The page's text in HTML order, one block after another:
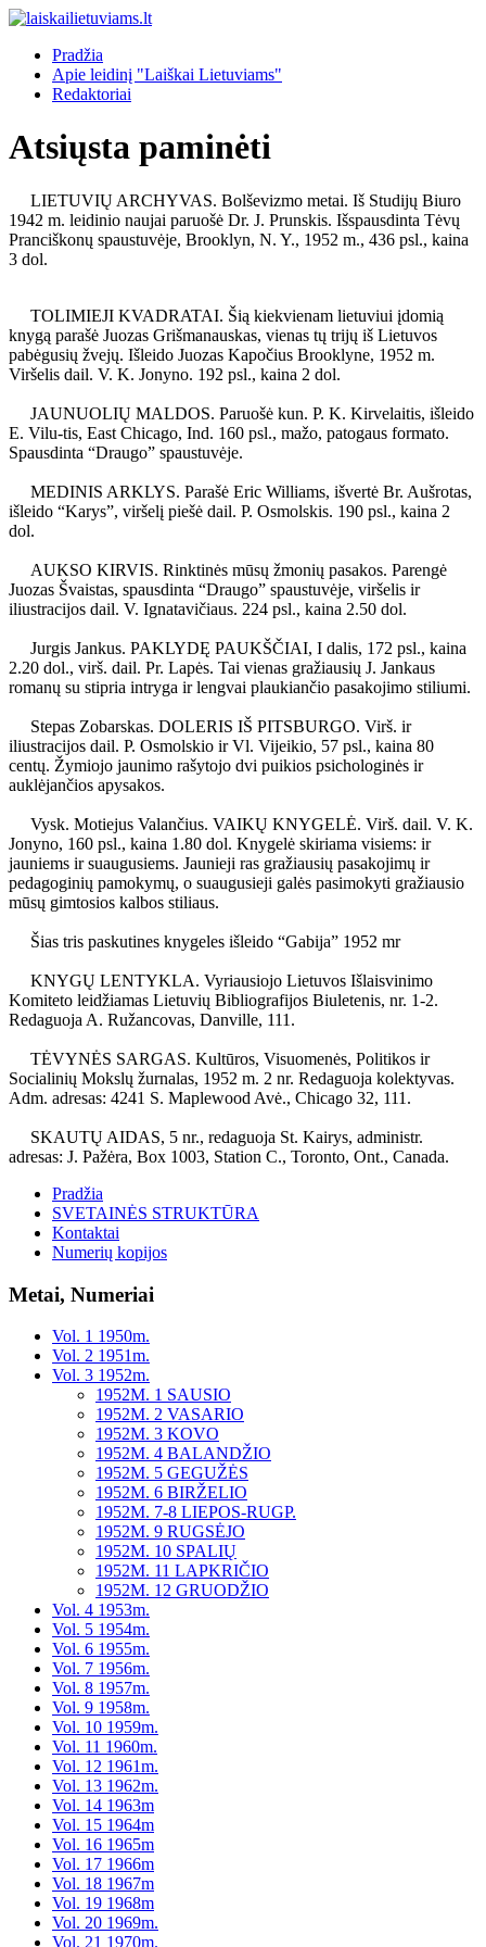
Pradžia
Apie leidinį "Laiškai Lietuviams"
Redaktoriai
Atsiųsta paminėti
LIETUVIŲ ARCHYVAS. Bolševizmo metai. Iš Studijų Biuro
1942 m. leidinio naujai paruošė Dr. J. Prunskis. Išspausdinta Tėvų
Pranciškonų spaustuvėje, Brooklyn, N. Y., 1952 m., 436 psl., kaina
3 dol.
TOLIMIEJI KVADRATAI. Šią kiekvienam lietuviui įdomią
knygą parašė Juozas Grišmanauskas, vienas tų trijų iš Lietuvos
pabėgusių žvejų. Išleido Juozas Kapočius Brooklyne, 1952 m.
Viršelis dail. V. K. Jonyno. 192 psl., kaina 2 dol.
JAUNUOLIŲ MALDOS. Paruošė kun. P. K. Kirvelaitis, išleido
E. Vilu-tis, East Chicago, Ind. 160 psl., mažo, patogaus formato.
Spausdinta “Draugo” spaustuvėje.
MEDINIS ARKLYS. Parašė Eric Williams, išvertė Br. Aušrotas,
išleido “Karys”, viršelį piešė dail. P. Osmolskis. 190 psl., kaina 2
dol.
AUKSO KIRVIS. Rinktinės mūsų žmonių pasakos. Parengė
Juozas Švaistas, spausdinta “Draugo” spaustuvėje, viršelis ir
iliustracijos dail. V. Ignatavičiaus. 224 psl., kaina 2.50 dol.
Jurgis Jankus. PAKLYDĘ PAUKŠČIAI, I dalis, 172 psl., kaina
2.20 dol., virš. dail. Pr. Lapės. Tai vienas gražiausių J. Jankaus
romanų su stipria intryga ir lengvai plaukiančio pasakojimo stiliumi.
Stepas Zobarskas. DOLERIS IŠ PITSBURGO. Virš. ir
iliustracijos dail. P. Osmolskio ir Vl. Vijeikio, 57 psl., kaina 80
centų. Žymiojo jaunimo rašytojo dvi puikios psichologinės ir
auklėjančios apysakos.
Vysk. Motiejus Valančius. VAIKŲ KNYGELĖ. Virš. dail. V. K.
Jonyno, 160 psl., kaina 1.80 dol. Knygelė skiriama visiems: ir
jauniems ir suaugusiems. Jaunieji ras gražiausių pasakojimų ir
pedagoginių pamokymų, o suaugusieji galės pasimokyti gražiausio
mūsų gimtosios kalbos stiliaus.
Šias tris paskutines knygeles išleido “Gabija” 1952 mr
KNYGŲ LENTYKLA. Vyriausiojo Lietuvos Išlaisvinimo
Komiteto leidžiamas Lietuvių Bibliografijos Biuletenis, nr. 1-2.
Redaguoja A. Ružancovas, Danville, 111.
TĖVYNĖS SARGAS. Kultūros, Visuomenės, Politikos ir
Socialinių Mokslų žurnalas, 1952 m. 2 nr. Redaguoja kolektyvas.
Adm. adresas: 4241 S. Maplewood Avė., Chicago 32, 111.
SKAUTŲ AIDAS, 5 nr., redaguoja St. Kairys, administr.
adresas: J. Pažėra, Box 1003, Station C., Toronto, Ont., Canada.
Pradžia
SVETAINĖS STRUKTŪRA
Kontaktai
Numerių kopijos
Metai, Numeriai
Vol. 1 1950m.
Vol. 2 1951m.
Vol. 3 1952m.
1952M. 1 SAUSIO
1952M. 2 VASARIO
1952M. 3 KOVO
1952M. 4 BALANDŽIO
1952M. 5 GEGUŽĖS
1952M. 6 BIRŽELIO
1952M. 7-8 LIEPOS-RUGP.
1952M. 9 RUGSĖJO
1952M. 10 SPALIŲ
1952M. 11 LAPKRIČIO
1952M. 12 GRUODŽIO
Vol. 4 1953m.
Vol. 5 1954m.
Vol. 6 1955m.
Vol. 7 1956m.
Vol. 8 1957m.
Vol. 9 1958m.
Vol. 10 1959m.
Vol. 11 1960m.
Vol. 12 1961m.
Vol. 13 1962m.
Vol. 14 1963m
Vol. 15 1964m
Vol. 16 1965m
Vol. 17 1966m
Vol. 18 1967m
Vol. 19 1968m
Vol. 20 1969m.
Vol. 21 1970m.